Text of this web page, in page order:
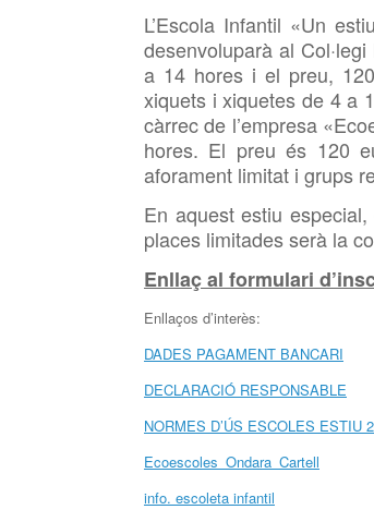
L’Escola Infantil «Un
desenvoluparà al
a 14 hores i el preu,
xiquets i xiquetes de 4 a
càrrec de l’empresa
hores. El preu és 120
aforament limitat i grups
En aquest estiu
places limitades serà la
Enllaç al formulari
Enllaços d’interès:
DADES PAGAMENT BANCARI
DECLARACIÓ RESPONSABLE
NORMES D’ÚS ESCOLES ESTIU
Ecoescoles_Ondara_Cartell
info. escoleta infantil